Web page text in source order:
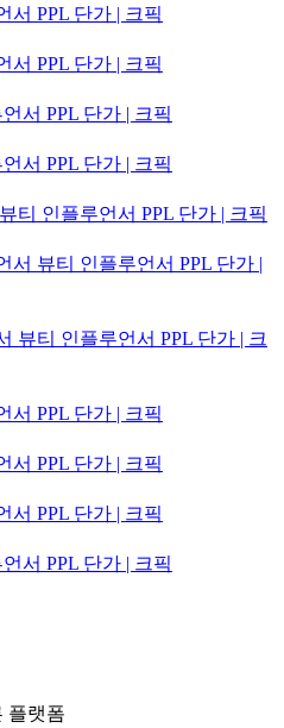
서 PPL 단가 | 크픽
서 PPL 단가 | 크픽
서 PPL 단가 | 크픽
서 PPL 단가 | 크픽
티 인플루언서 PPL 단가 | 크픽
서 뷰티 인플루언서 PPL 단가 |
뷰티 인플루언서 PPL 단가 | 크
서 PPL 단가 | 크픽
서 PPL 단가 | 크픽
서 PPL 단가 | 크픽
서 PPL 단가 | 크픽
플랫폼